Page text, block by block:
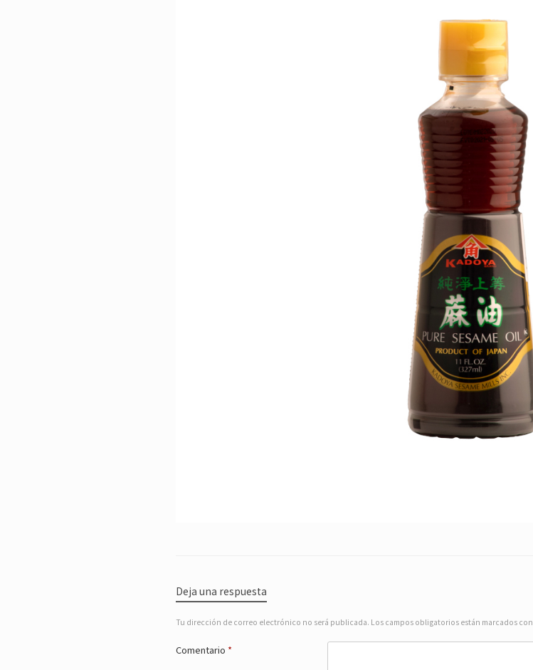
Deja una respuesta
Tu dirección de correo electrónico no será publicada. Los campos obligatorios están marcados con
Comentario *